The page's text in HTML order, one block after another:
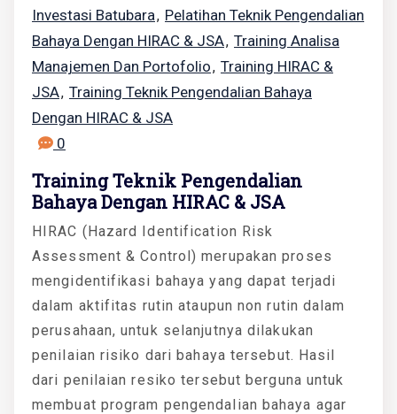
Investasi Batubara, Pelatihan Teknik Pengendalian
Bahaya Dengan HIRAC & JSA, Training Analisa
Manajemen Dan Portofolio, Training HIRAC &
JSA, Training Teknik Pengendalian Bahaya
Dengan HIRAC & JSA
0
Training Teknik Pengendalian
Bahaya Dengan HIRAC & JSA
HIRAC (Hazard Identification Risk
Assessment & Control) merupakan proses
mengidentifikasi bahaya yang dapat terjadi
dalam aktifitas rutin ataupun non rutin dalam
perusahaan, untuk selanjutnya dilakukan
penilaian risiko dari bahaya tersebut. Hasil
dari penilaian resiko tersebut berguna untuk
membuat program pengendalian bahaya agar